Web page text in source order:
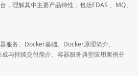
，理解其中主要产品特性，包括EDAS 、MQ、
服务、Docker基础、Docker原理简介、
与持续交付简介、容器服务典型应用案例分